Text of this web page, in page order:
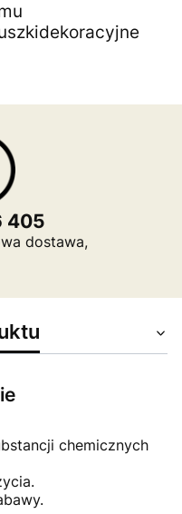
405
dostawa,
chemicznych